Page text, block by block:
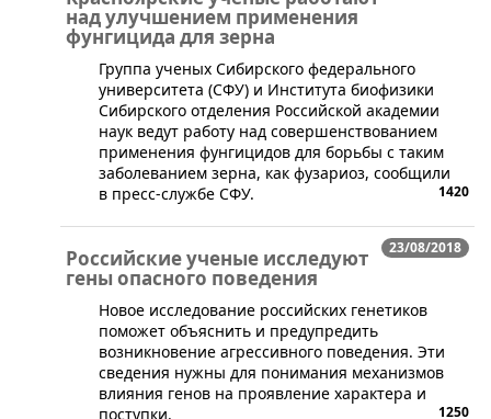
над улучшением применения
фунгицида для зерна
​Группа ученых Сибирского федерального
университета (СФУ) и Института биофизики
Сибирского отделения Российской академии
наук ведут работу над совершенствованием
применения фунгицидов для борьбы с таким
заболеванием зерна, как фузариоз, сообщили
в пресс-службе СФУ.
1420
23/08/2018
Российские ученые исследуют
гены опасного поведения
​Новое исследование российских генетиков
поможет объяснить и предупредить
возникновение агрессивного поведения. Эти
сведения нужны для понимания механизмов
влияния генов на проявление характера и
поступки.
1250